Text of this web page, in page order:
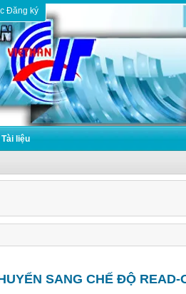
Đăng ký
Tài liệu
SANG CHẾ ĐỘ READ-